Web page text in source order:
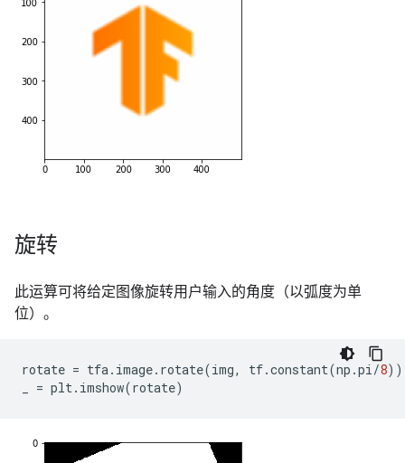
旋转
此运算可将给定图像旋转用户输入的角度（以弧度为单
位）。
rotate = tfa. image. rotate(img, tf.constant(np .pi/8))
= plt. imshow(rotate)